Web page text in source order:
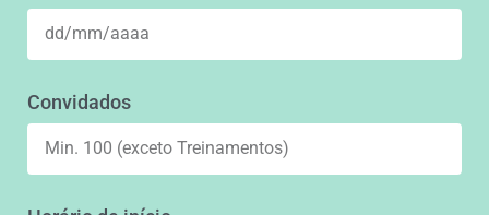
Convidados